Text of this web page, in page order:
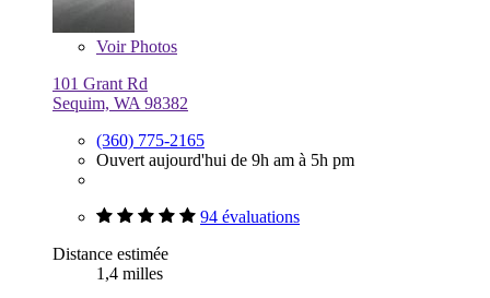
VoirPhotos
101 Grant Rd
Sequim, WA 98382
(360) 775-2165
Ouvert aujourd'hui de 9h am à 5h pm
94 évaluations
Distance estimée
1,4 milles